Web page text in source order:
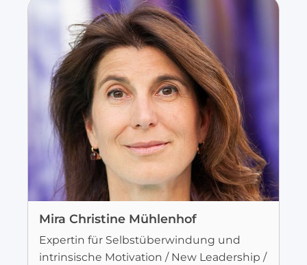
Mira Christine Mühlenhof
Expertin für Selbstüberwindung und
intrinsische Motivation / New Leadership /